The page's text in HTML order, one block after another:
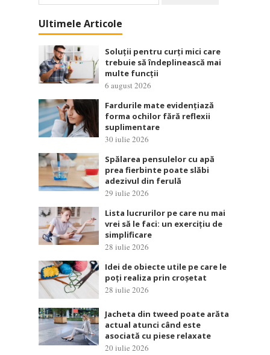
după:
Ultimele Articole
Soluții pentru curți mici care
trebuie să îndeplinească mai
multe funcții
6 august 2026
Fardurile mate evidențiază
forma ochilor fără reflexii
suplimentare
30 iulie 2026
Spălarea pensulelor cu apă
prea fierbinte poate slăbi
adezivul din ferulă
29 iulie 2026
Lista lucrurilor pe care nu mai
vrei să le faci: un exercițiu de
simplificare
28 iulie 2026
Idei de obiecte utile pe care le
poți realiza prin croșetat
28 iulie 2026
Jacheta din tweed poate arăta
actual atunci când este
asociată cu piese relaxate
20 iulie 2026